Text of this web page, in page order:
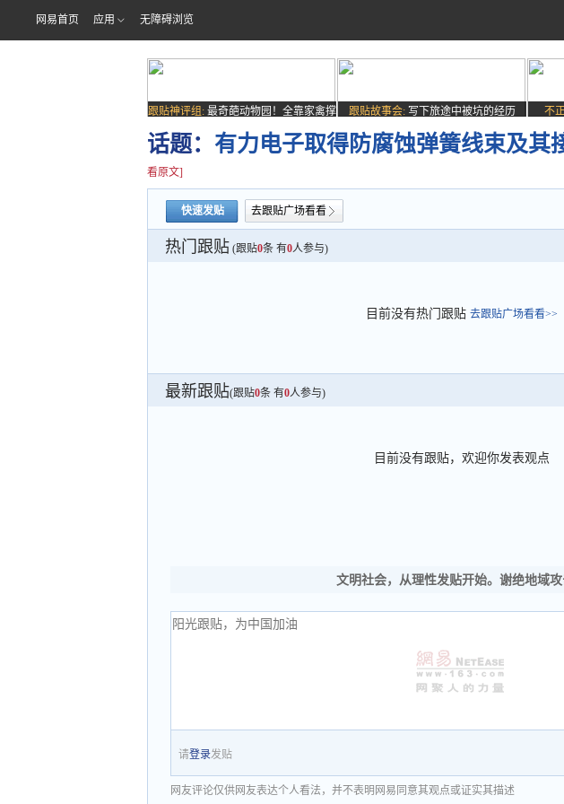
网易首页 应用 无障碍浏览
跟贴神评组: 最奇葩动物园！全靠家禽撑
场子
跟贴故事会: 写下旅途中被坑的经历 不
话题： 有力电子取得防腐蚀弹簧线束及其
看原文]
快速发贴 去跟贴广场看看
热门跟贴 (跟贴0条 有0人参与)
目前没有热门跟贴 去跟贴广场看看>>
最新跟贴(跟贴0条 有0人参与)
目前没有跟贴，欢迎你发表观点
文明社会，从理性发贴开始。谢绝地域攻
请登录发贴
网友评论仅供网友表达个人看法，并不表明网易同意其观点或证实其描述